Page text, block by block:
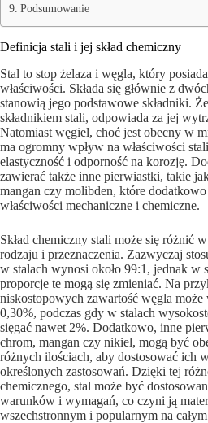
Podsumowanie
Definicja stali i jej skład chemiczny
Stal to stop żelaza i węgla, który
właściwości. Składa się głównie z
stanowią jego podstawowe składniki.
składnikiem stali, odpowiada za jej
Natomiast węgiel, choć jest obecny w
ma ogromny wpływ na właściwości
elastyczność i odporność na korozję.
zawierać także inne pierwiastki, takie
mangan czy molibden, które
właściwości mechaniczne i chemiczne.
Skład chemiczny stali może się różnić
rodzaju i przeznaczenia. Zazwyczaj
w stalach wynosi około 99:1, jednak w
proporcje te mogą się zmieniać. Na
niskostopowych zawartość węgla
0,30%, podczas gdy w stalach
sięgać nawet 2%. Dodatkowo, inne
chrom, mangan czy nikiel, mogą być
różnych ilościach, aby dostosować ich
określonych zastosowań. Dzięki tej
chemicznego, stal może być
warunków i wymagań, co czyni ją
wszechstronnym i popularnym na